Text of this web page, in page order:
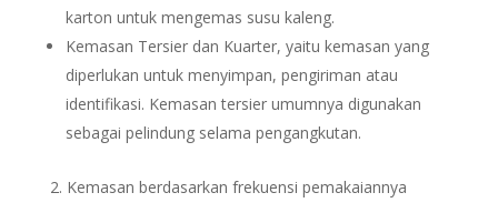
karton untuk mengemas susu kaleng.
Kemasan Tersier dan Kuarter, yaitu kemasan yang
diperlukan untuk menyimpan, pengiriman atau
identifikasi. Kemasan tersier umumnya digunakan
sebagai pelindung selama pengangkutan.
Kemasan berdasarkan frekuensi pemakaiannya